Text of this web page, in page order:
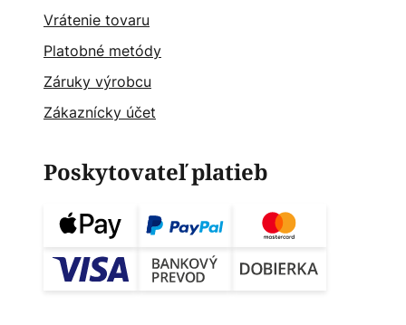
Vrátenie tovaru
Platobné metódy
Záruky výrobcu
Zákaznícky účet
Poskytovateľ platieb